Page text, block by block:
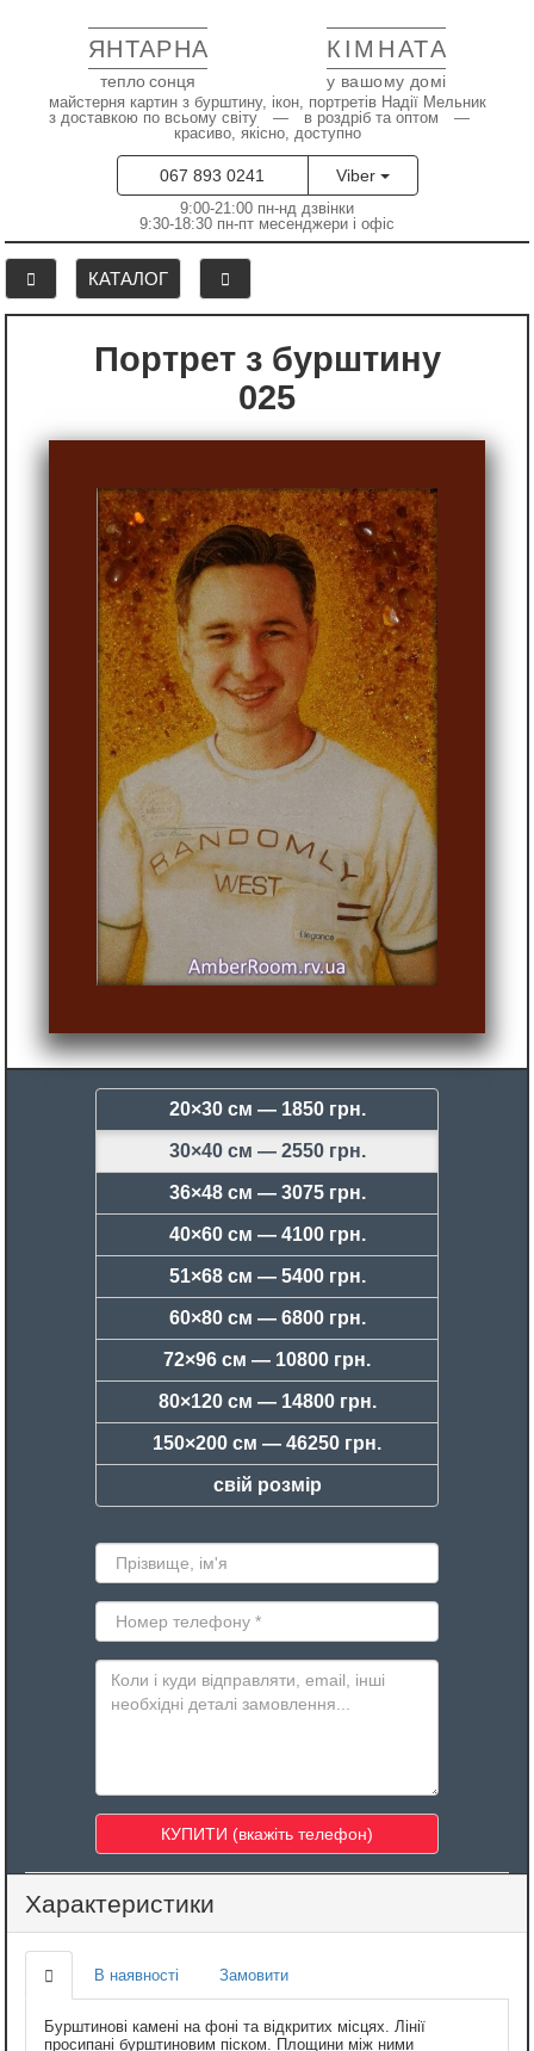
ЯНТАРНА КІМНАТА
тепло сонця у вашому домі
майстерня картин з бурштину, ікон, портретів Надії Мельник
з доставкою по всьому світу — в роздріб та оптом —
красиво, якісно, доступно
067 893 0241 Viber
9:00-21:00 пн-нд дзвінки
9:30-18:30 пн-пт месенджери і офіс
КАТАЛОГ
Портрет з бурштину
025
20×30 см — 1850 грн.
30×40 см — 2550 грн.
36×48 см — 3075 грн.
40×60 см — 4100 грн.
51×68 см — 5400 грн.
60×80 см — 6800 грн.
72×96 см — 10800 грн.
80×120 см — 14800 грн.
150×200 см — 46250 грн.
свій розмір
Характеристики
В наявності Замовити
Бурштинові камені на фоні та відкритих місцях. Лінії
просипані бурштиновим піском. Площини між ними